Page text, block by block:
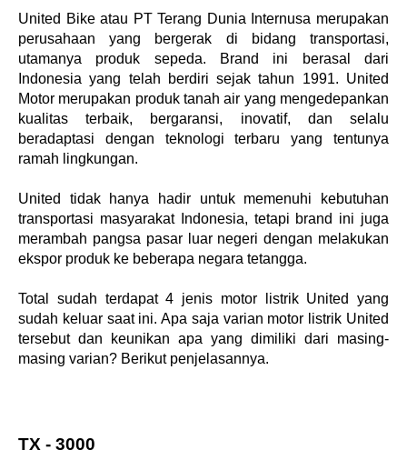
United Bike atau PT Terang Dunia Internusa merupakan
perusahaan yang bergerak di bidang transportasi,
utamanya produk sepeda. Brand ini berasal dari
Indonesia yang telah berdiri sejak tahun 1991. United
Motor merupakan produk tanah air yang mengedepankan
kualitas terbaik, bergaransi, inovatif, dan selalu
beradaptasi dengan teknologi terbaru yang tentunya
ramah lingkungan.
United tidak hanya hadir untuk memenuhi kebutuhan
transportasi masyarakat Indonesia, tetapi brand ini juga
merambah pangsa pasar luar negeri dengan melakukan
ekspor produk ke beberapa negara tetangga.
Total sudah terdapat 4 jenis motor listrik United yang
sudah keluar saat ini. Apa saja varian motor listrik United
tersebut dan keunikan apa yang dimiliki dari masing-
masing varian? Berikut penjelasannya.
TX - 3000